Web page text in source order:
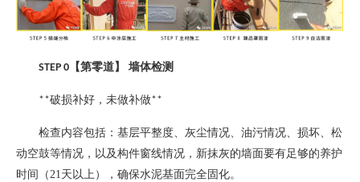
STEP 0 【第零道】 墙体检测
**破损补好，未做补做**
检查内容包括：基层平整度、灰尘情况、油污情况、损坏、松
动空鼓等情况，以及构件窗线情况，新抹灰的墙面要有足够的养护
时间（21天以上），确保水泥基面完全固化。